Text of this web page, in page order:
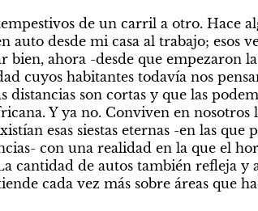
de un carril a otro. Hace
auto desde mi casa al trabajo; esos
bien, ahora -desde que empezaron
cuyos habitantes todavía nos
distancias son cortas y que las
Y ya no. Conviven en nosotros
esas siestas eternas -en las que
con una realidad en la que el
cantidad de autos también refleja y
cada vez más sobre áreas que